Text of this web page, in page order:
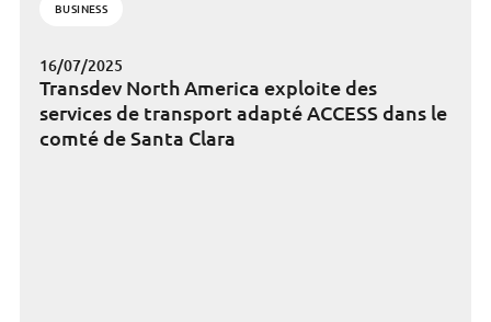
BUSINESS
16/07/2025
Transdev North America exploite des
services de transport adapté ACCESS dans le
comté de Santa Clara